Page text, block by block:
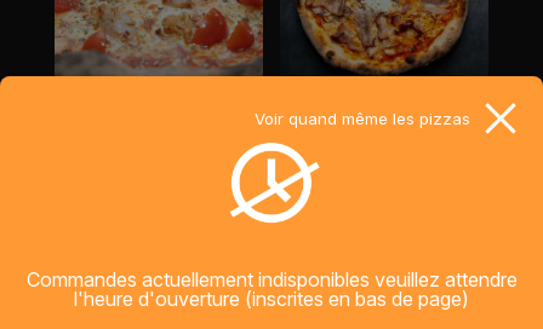
epice, Tomates cherry,
DeCHF21.00
TUK TUK
Mozzarella, base sauce
tomate, Lard fume,
Oignons rouges, Oeuf,
DeCHF20.00
Voir quand même les pizzas
Commandes actuellement indisponibles veuillez attendre
l'heure d'ouverture (inscrites en bas de page)